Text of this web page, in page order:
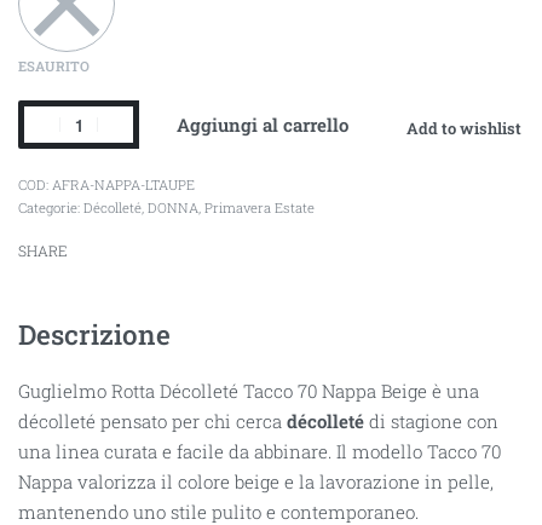
ESAURITO
Aggiungi al carrello Add to wishlist
AFRA-NAPPA-LTAUPE
Categorie: Décolleté, DONNA, Primavera Estate
SHARE
Descrizione
Guglielmo Rotta Décolleté Tacco 70 Nappa Beige è una
décolleté pensato per chi cerca décolleté di stagione con
una linea curata e facile da abbinare. Il modello Tacco 70
Nappa valorizza il colore beige e la lavorazione in pelle,
mantenendo uno stile pulito e contemporaneo.